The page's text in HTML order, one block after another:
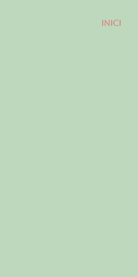
INICI